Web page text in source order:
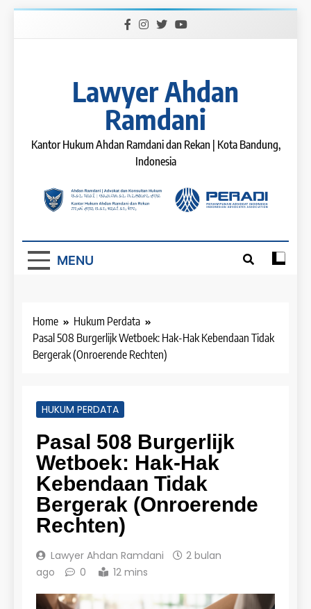
Lawyer Ahdan
Ramdani
Kantor Hukum Ahdan Ramdani dan Rekan | Kota Bandung,
Indonesia
MENU
Home
Hukum Perdata
Pasal 508 Burgerlijk Wetboek: Hak-Hak Kebendaan Tidak
Bergerak (Onroerende Rechten)
HUKUM PERDATA
Pasal 508 Burgerlijk
Wetboek: Hak-Hak
Kebendaan Tidak
Bergerak (Onroerende
Rechten)
Lawyer Ahdan Ramdani
2 bulan
ago
0 12 mins